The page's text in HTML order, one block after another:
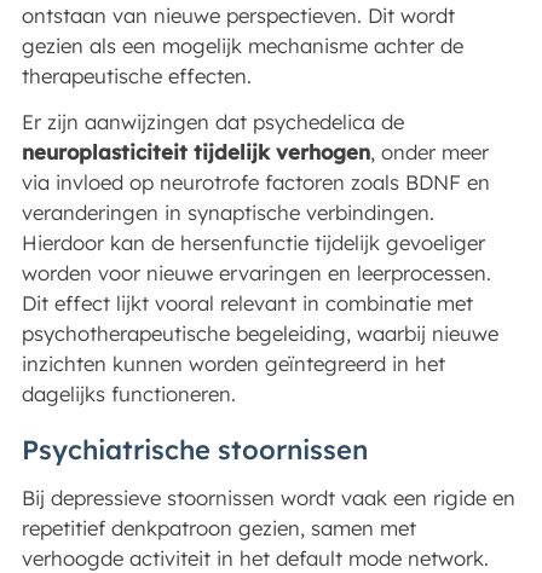
ontstaan van nieuwe perspectieven. Dit wordt
gezien als een mogelijk mechanisme achter de
therapeutische effecten.
Er zijn aanwijzingen dat psychedelica de
neuroplasticiteit tijdelijk verhogen, onder meer
via invloed op neurotrofe factoren zoals BDNF en
veranderingen in synaptische verbindingen.
Hierdoor kan de hersenfunctie tijdelijk gevoeliger
worden voor nieuwe ervaringen en leerprocessen.
Dit effect lijkt vooral relevant in combinatie met
psychotherapeutische begeleiding, waarbij nieuwe
inzichten kunnen worden geïntegreerd in het
dagelijks functioneren.
Psychiatrische stoornissen
Bij depressieve stoornissen wordt vaak een rigide en
repetitief denkpatroon gezien, samen met
verhoogde activiteit in het default mode network.